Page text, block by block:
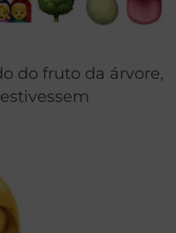
do fruto da árvore,